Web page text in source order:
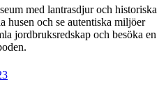
med lantrasdjur och historiska
husen och se autentiska miljöer
jordbruksredskap och besöka en